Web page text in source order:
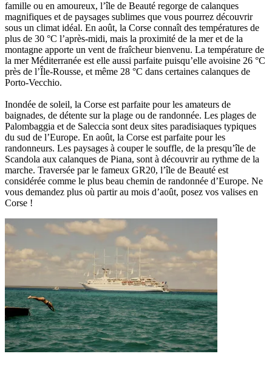
famille ou en amoureux, l’île de Beauté regorge de calanques
magnifiques et de paysages sublimes que vous pourrez découvrir
sous un climat idéal. En août, la Corse connaît des températures de
plus de 30 °C l’après-midi, mais la proximité de la mer et de la
montagne apporte un vent de fraîcheur bienvenu. La température de
la mer Méditerranée est elle aussi parfaite puisqu’elle avoisine 26 °C
près de l’Île-Rousse, et même 28 °C dans certaines calanques de
Porto-Vecchio.
Inondée de soleil, la Corse est parfaite pour les amateurs de
baignades, de détente sur la plage ou de randonnée. Les plages de
Palombaggia et de Saleccia sont deux sites paradisiaques typiques
du sud de l’Europe. En août, la Corse est parfaite pour les
randonneurs. Les paysages à couper le souffle, de la presqu’île de
Scandola aux calanques de Piana, sont à découvrir au rythme de la
marche. Traversée par le fameux GR20, l’île de Beauté est
considérée comme le plus beau chemin de randonnée d’Europe. Ne
vous demandez plus où partir au mois d’août, posez vos valises en
Corse !